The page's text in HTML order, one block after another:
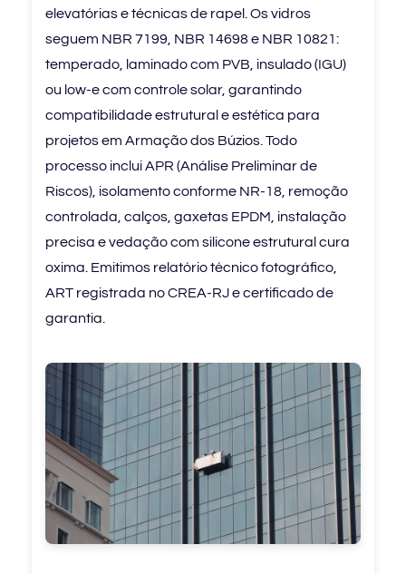
elevatórias e técnicas de rapel. Os vidros
seguem NBR 7199, NBR 14698 e NBR 10821:
temperado, laminado com PVB, insulado (IGU)
ou low-e com controle solar, garantindo
compatibilidade estrutural e estética para
projetos em Armação dos Búzios. Todo
processo inclui APR (Análise Preliminar de
Riscos), isolamento conforme NR-18, remoção
controlada, calços, gaxetas EPDM, instalação
precisa e vedação com silicone estrutural cura
oxima. Emitimos relatório técnico fotográfico,
ART registrada no CREA-RJ e certificado de
garantia.